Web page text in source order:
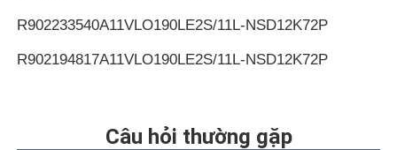
R902233540A11VLO190LE2S/11L-NSD12K72P
R902194817A11VLO190LE2S/11L-NSD12K72P
A11VLO190LE2S/11L-NTD12K02P
Câu hỏi thường gặp